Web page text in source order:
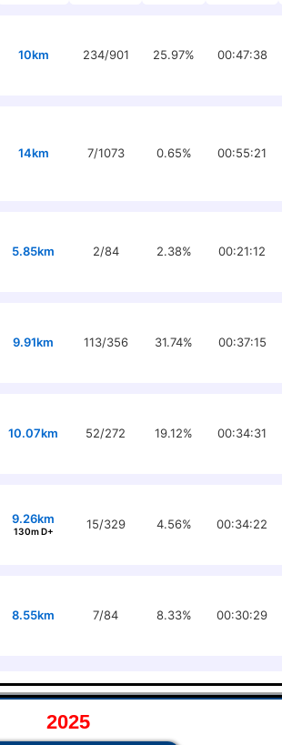
10km 234/901 25.97% 00:47:38
14km 7/1073 0.65% 00:55:21
5.85km 2/84 2.38% 00:21:12
9.91km 113/356 31.74% 00:37:15
10.07km 52/272 19.12% 00:34:31
9.26km
130m D+ 15/329 4.56% 00:34:22
8.55km 7/84 8.33% 00:30:29
2025